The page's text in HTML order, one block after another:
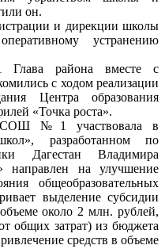
он.
и дирекции школы
устранению
района вместе с
с ходом реализации
Центра образования
«Точка роста».
СОШ №1 участвовала в
разработанном по
Дагестан Владимира
направлен на улучшение
общеобразовательных
выделение субсидии
около 2 млн. рублей,
общих затрат) из бюджета
средств в объеме